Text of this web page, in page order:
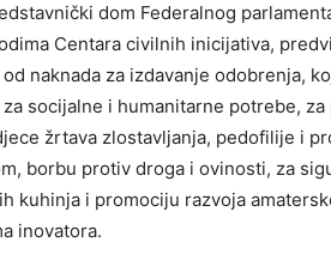
dom Federalnog
Centara civilnih inicijativa,
naknada za izdavanje odobrenja,
socijalne i humanitarne potrebe,
žrtava zlostavljanja, pedofilije i
borbu protiv droga i ovinosti, za
kuhinja i promociju razvoja
inovatora.